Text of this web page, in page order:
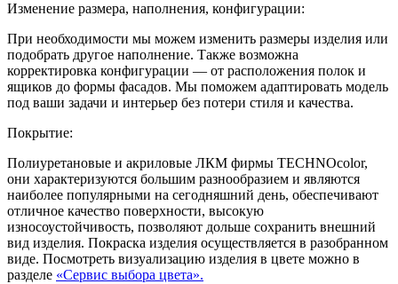
Изменение размера, наполнения, конфигурации:
При необходимости мы можем изменить размеры изделия или
подобрать другое наполнение. Также возможна
корректировка конфигурации — от расположения полок и
ящиков до формы фасадов. Мы поможем адаптировать модель
под ваши задачи и интерьер без потери стиля и качества.
Покрытие:
Полиуретановые и акриловые ЛКМ фирмы TECHNOcolor,
они характеризуются большим разнообразием и являются
наиболее популярными на сегодняшний день, обеспечивают
отличное качество поверхности, высокую
износоустойчивость, позволяют дольше сохранить внешний
вид изделия. Покраска изделия осуществляется в разобранном
виде. Посмотреть визуализацию изделия в цвете можно в
разделе «Сервис выбора цвета».